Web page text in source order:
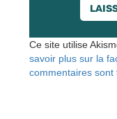
Ce site utilise
savoir plus sur la
commentaires sont